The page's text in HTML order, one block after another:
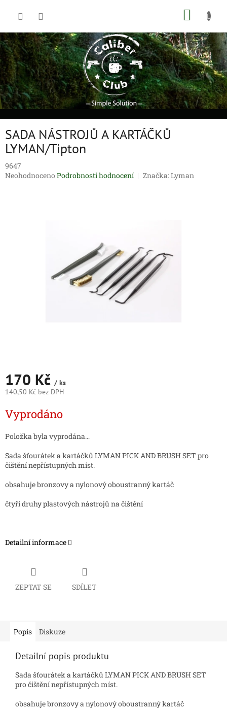
SADA NÁSTROJŮ A KARTÁČKŮ
LYMAN/Tipton
9647
Průměrné
Neohodnoceno Podrobnosti hodnocení Značka:Lyman
170 Kč / ks
140,50 Kč bez DPH
cena:
Vyprodáno
Položka byla vyprodána…
Sada šťourátek a kartáčků LYMAN PICK AND BRUSH SET pro
čištění nepřístupných míst.
obsahuje bronzovy a nylonový oboustranný kartáč
čtyři druhy plastových nástrojů na čištění
Detailní informace
ZEPTAT SE SDÍLET
Popis Diskuze
Detailní popis produktu
Sada šťourátek a kartáčků LYMAN PICK AND BRUSH SET
pro čištění nepřístupných míst.
obsahuje bronzovy a nylonový oboustranný kartáč